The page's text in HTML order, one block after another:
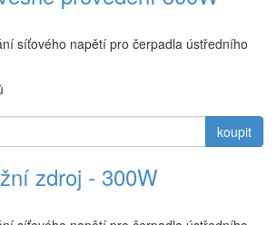
síťového napětí pro čerpadla ústředního
koupit
zdroj - 300W